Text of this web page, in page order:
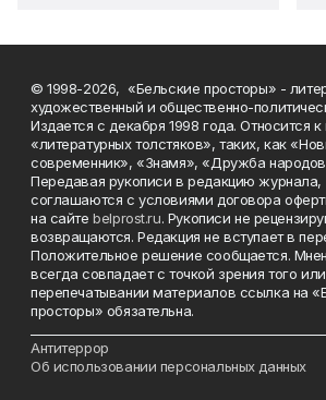
© 1998-2026, «Бельские просторы» -
художественный и общественно-
Издается с декабря 1998 года. Относится к
«литературных толстяков», таких, как
современник», «Знамя», «Дружба
Передавая рукописи в редакцию журнала,
соглашаются с условиями договора
на сайтеbelprost.ru. Рукописи не
возвращаются. Редакция не вступает в
Положительное решение сообщается.
всегда совпадает с точкой зрения того
перепечатывании материалов ссылка на
просторы» обязательна.
Антитеррор
Об использовании персональных данных